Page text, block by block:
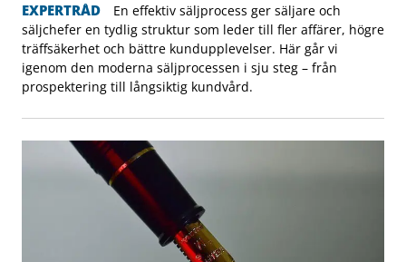
EXPERTRÅD
En effektiv säljprocess ger säljare och
säljchefer en tydlig struktur som leder till fler affärer, högre
träffsäkerhet och bättre kundupplevelser. Här går vi
igenom den moderna säljprocessen i sju steg – från
prospektering till långsiktig kundvård.